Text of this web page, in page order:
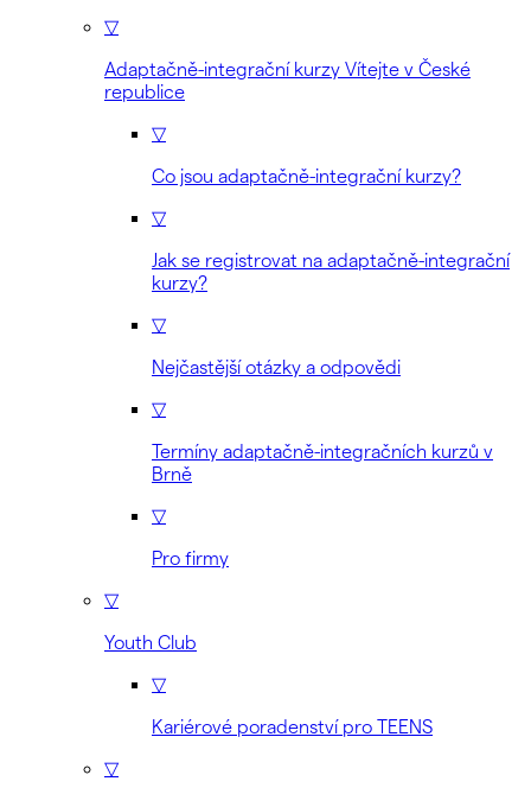
▽
Adaptačně-integrační kurzy Vítejte v České
republice
▽
Co jsou adaptačně-integrační kurzy?
▽
Jak se registrovat na adaptačně-integrační
kurzy?
▽
Nejčastější otázky a odpovědi
▽
Termíny adaptačně-integračních kurzů v
Brně
▽
Pro firmy
▽
Youth Club
▽
Kariérové poradenství pro TEENS
▽